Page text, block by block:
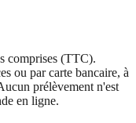
comprises (TTC).
ou par carte bancaire, à
prélèvement n'est
en ligne.